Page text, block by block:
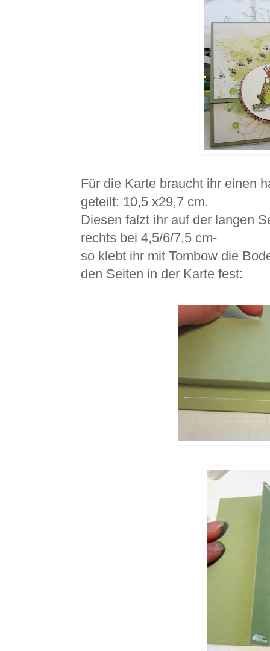
Für die Karte braucht ihr einen
geteilt: 10,5 x29,7 cm.
Diesen falzt ihr auf der langen
rechts bei 4,5/6/7,5 cm-
so klebt ihr mit Tombow die
den Seiten in der Karte fest: